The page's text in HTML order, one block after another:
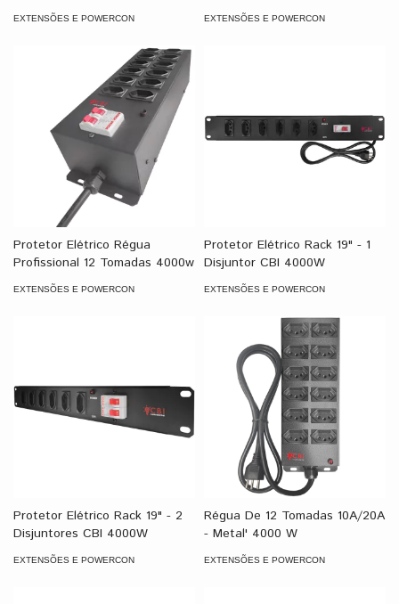
EXTENSÕES E POWERCON EXTENSÕES E POWERCON
Protetor Elétrico Régua
Profissional 12 Tomadas 4000w
EXTENSÕES E POWERCON
Protetor Elétrico Rack 19" - 1
Disjuntor CBI 4000W
EXTENSÕES E POWERCON
Protetor Elétrico Rack 19" - 2
Disjuntores CBI 4000W
EXTENSÕES E POWERCON
Régua De 12 Tomadas 10A/20A
- Metal' 4000 W
EXTENSÕES E POWERCON